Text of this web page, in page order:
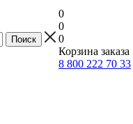
0
0
0
Корзина заказа
8 800 222 70 33